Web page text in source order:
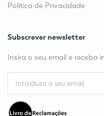
Política de Privacidade
Subscrever newsletter
Insira o seu email e receba